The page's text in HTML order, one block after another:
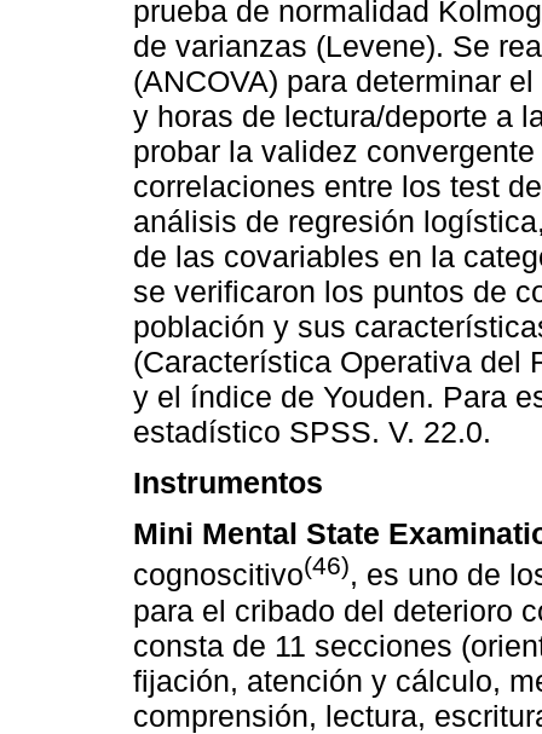
prueba de normalidad
de varianzas (Levene). Se
(ANCOVA) para determinar
y horas de lectura/deporte a
probar la validez
correlaciones entre los test
análisis de regresión
de las covariables en la
se verificaron los puntos de
población y sus
(Característica Operativa del
y el índice de Youden. Para
estadístico SPSS. V. 22.0.
Instrumentos
Mini Mental State
cognoscitivo(46), es uno de
para el cribado del deterioro
consta de 11 secciones
fijación, atención y cálculo,
comprensión, lectura,